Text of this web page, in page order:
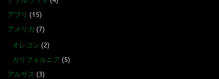
アプリ (15)
アメリカ (7)
オレゴン (2)
カリフォルニア (5)
アルザス (3)